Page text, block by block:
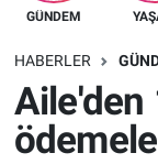
GÜNDEM
HABERLER
Aile'den
Spor
Tüm
Namaz
Süper Lig